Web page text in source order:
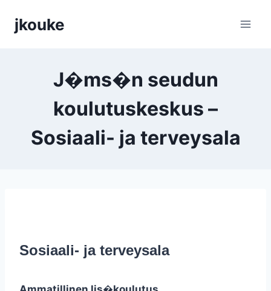
sisältöön
jkouke
J�ms�n seudun
koulutuskeskus –
Sosiaali- ja terveysala
Sosiaali- ja terveysala